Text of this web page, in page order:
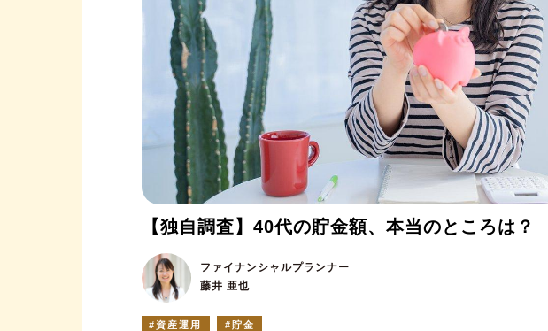
【独自調査】40代の貯金額、本当のところは？
ファイナンシャルプランナー
藤井 亜也
資産運用 貯金